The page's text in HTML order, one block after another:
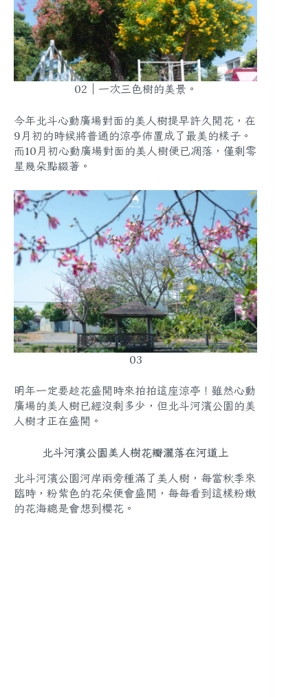
02｜一次三色樹的美景。
今年北斗心動廣場對面的美人樹提早許久開花，在
9月初的時候將普通的涼亭佈置成了最美的樣子。
而10月初心動廣場對面的美人樹便已凋落，僅剩零
星幾朵點綴著。
03
明年一定要趁花盛開時來拍拍這座涼亭！雖然心動
廣場的美人樹已經沒剩多少，但北斗河濱公園的美
人樹才正在盛開。
北斗河濱公園美人樹花瓣灑落在河道上
北斗河濱公園河岸兩旁種滿了美人樹，每當秋季來
臨時，粉紫色的花朵便會盛開，每每看到這樣粉嫩
的花海總是會想到櫻花。